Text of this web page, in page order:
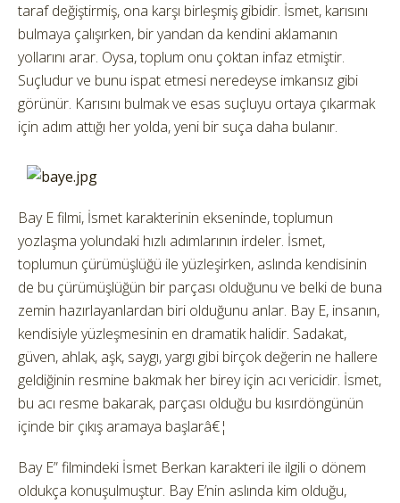
taraf değiştirmiş, ona karşı birleşmiş gibidir. İsmet, karısını
bulmaya çalışırken, bir yandan da kendini aklamanın
yollarını arar. Oysa, toplum onu çoktan infaz etmiştir.
Suçludur ve bunu ispat etmesi neredeyse imkansız gibi
görünür. Karısını bulmak ve esas suçluyu ortaya çıkarmak
için adım attığı her yolda, yeni bir suça daha bulanır.
Bay E filmi, İsmet karakterinin ekseninde, toplumun
yozlaşma yolundaki hızlı adımlarının irdeler. İsmet,
toplumun çürümüşlüğü ile yüzleşirken, aslında kendisinin
de bu çürümüşlüğün bir parçası olduğunu ve belki de buna
zemin hazırlayanlardan biri olduğunu anlar. Bay E, insanın,
kendisiyle yüzleşmesinin en dramatik halidir. Sadakat,
güven, ahlak, aşk, saygı, yargı gibi birçok değerin ne hallere
geldiğinin resmine bakmak her birey için acı vericidir. İsmet,
bu acı resme bakarak, parçası olduğu bu kısırdöngünün
içinde bir çıkış aramaya başlarâ€¦
Bay E” filmindeki İsmet Berkan karakteri ile ilgili o dönem
oldukça konuşulmuştur. Bay E’nin aslında kim olduğu,